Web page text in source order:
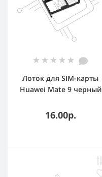
Лоток для SIM-карты
Huawei Mate 9 черный
16.00р.